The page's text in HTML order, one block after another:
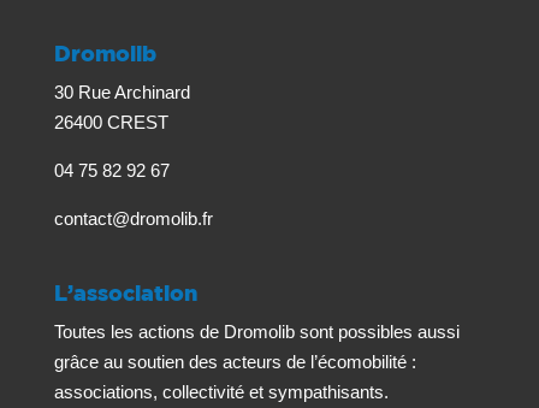
Dromolib
30 Rue Archinard
26400 CREST
04 75 82 92 67
contact@dromolib.fr
L’association
Toutes les actions de Dromolib sont possibles aussi
grâce au soutien des acteurs de l’écomobilité :
associations, collectivité et sympathisants.